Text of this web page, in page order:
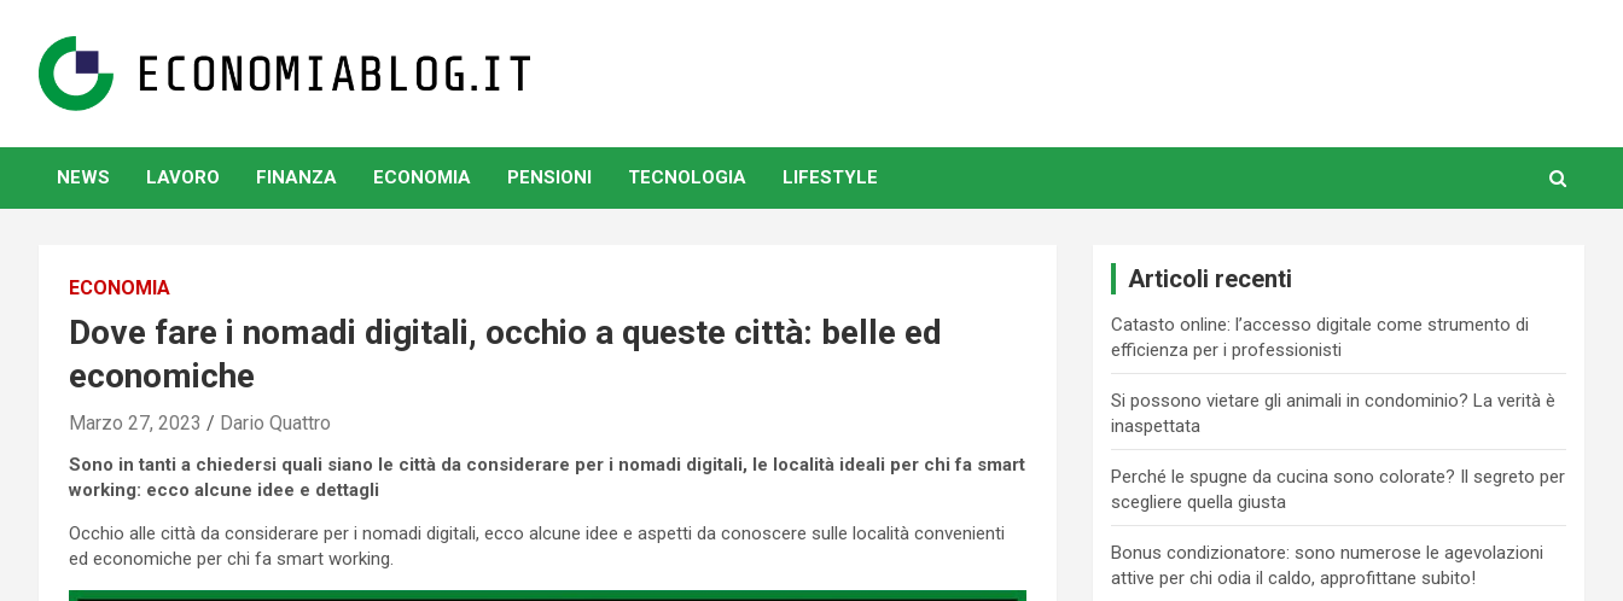
content
www.economiablog.it
NEWS LAVORO FINANZA ECONOMIA PENSIONI TECNOLOGIA LIFESTYLE
ECONOMIA
Dove fare i nomadi digitali, occhio a queste città: belle ed
economiche
Marzo 27, 2023 Dario Quattro
Sono in tanti a chiedersi quali siano le città da considerare per i nomadi digitali, le località ideali per chi fa smart
working: ecco alcune idee e dettagli
Occhio alle città da considerare per i nomadi digitali, ecco alcune idee e aspetti da conoscere sulle località convenienti
ed economiche per chi fa smart working.
Articoli recenti
Catasto online: l’accesso digitale come strumento di
efficienza per i professionisti
Si possono vietare gli animali in condominio? La verità è
inaspettata
Perché le spugne da cucina sono colorate? Il segreto per
scegliere quella giusta
Bonus condizionatore: sono numerose le agevolazioni
attive per chi odia il caldo, approfittane subito!